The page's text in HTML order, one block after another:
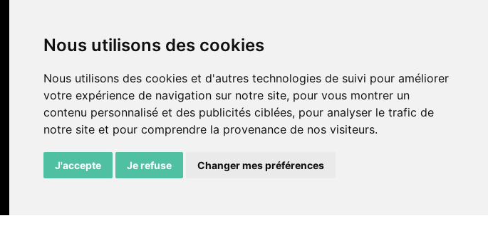
Nous utilisons des cookies
Nous utilisons des cookies et d'autres technologies de suivi pour améliorer
votre expérience de navigation sur notre site, pour vous montrer un
contenu personnalisé et des publicités ciblées, pour analyser le trafic de
notre site et pour comprendre la provenance de nos visiteurs.
J'accepte Je refuse Changer mes préférences